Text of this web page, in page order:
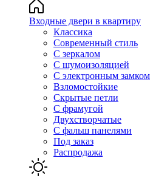
Входные двери в квартиру
Классика
Современный стиль
С зеркалом
С шумоизоляцией
С электронным замком
Взломостойкие
Скрытые петли
С фрамугой
Двухстворчатые
С фальш панелями
Под заказ
Распродажа